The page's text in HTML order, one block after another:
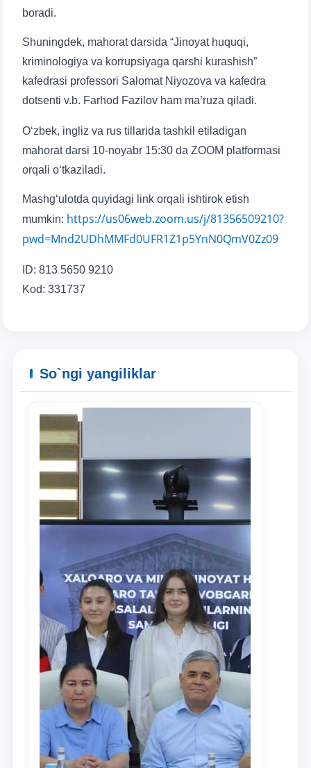
Ism va familiyangiz
Telefon raqamingiz
yuborish
boradi.
Shuningdek, mahorat darsida “Jinoyat huquqi,
kriminologiya va korrupsiyaga qarshi kurashish”
kafedrasi professori Salomat Niyozova va kafedra
dotsenti v.b. Farhod Fazilov ham ma’ruza qiladi.
O‘zbek, ingliz va rus tillarida tashkil etiladigan
mahorat darsi 10-noyabr 15:30 da ZOOM platformasi
orqali o‘tkaziladi.
Mashg‘ulotda quyidagi link orqali ishtirok etish
mumkin: https://us06web.zoom.us/j/81356509210?
pwd=Mnd2UDhMMFd0UFR1Z1p5YnN0QmV0Zz09
ID: 813 5650 9210
Kod: 331737
So`ngi yangiliklar